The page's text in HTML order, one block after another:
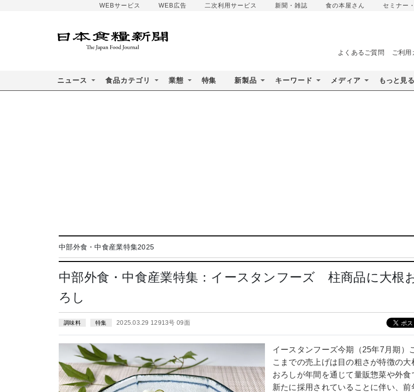
WEBサービス WEB広告 二次利用サービス 新聞・雑誌 食の本屋さん セミナー
よくあるご質問 ご利用
ニュース 食品カテゴリ 業態 特集 新製品 キーワード メディア もっと見る
中部外食・中食産業特集2025
中部外食・中食産業特集：イースタンフーズ 柱商品に大根
ろし
調味料 特集 2025.03.29 12913号 09面
イースタンフーズ今期（25年7月期）
こまでの売上げは目の粗さが特徴の大
おろしが年間を通じて量販惣菜や外食
新たに採用されていることに伴い、前